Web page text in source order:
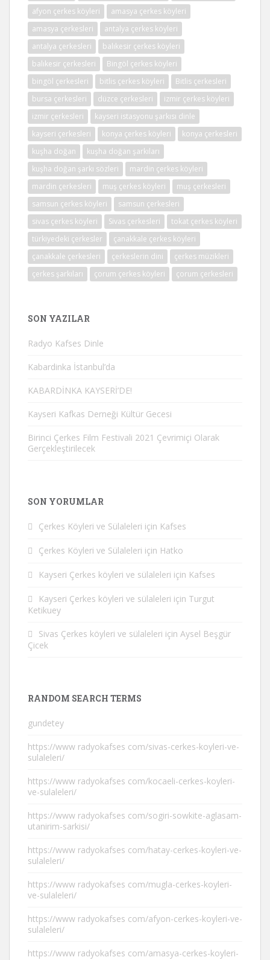
afyon çerkes köyleri
amasya çerkes köyleri
amasya çerkesleri
antalya çerkes köyleri
antalya çerkesleri
balıkesir çerkes köyleri
balıkesir çerkesleri
Bingöl çerkes köyleri
bingöl çerkesleri
bitlis çerkes köyleri
Bitlis çerkesleri
bursa çerkesleri
düzce çerkesleri
izmir çerkes köyleri
izmir çerkesleri
kayseri istasyonu şarkısı dinle
kayseri çerkesleri
konya çerkes köyleri
konya çerkesleri
kuşha doğan
kuşha doğan şarkıları
kuşha doğan şarkı sözleri
mardin çerkes köyleri
mardin çerkesleri
muş çerkes köyleri
muş çerkesleri
samsun çerkes köyleri
samsun çerkesleri
sivas çerkes köyleri
Sivas çerkesleri
tokat çerkes köyleri
türkiyedeki çerkesler
çanakkale çerkes köyleri
çanakkale çerkesleri
çerkeslerin dini
çerkes müzikleri
çerkes şarkıları
çorum çerkes köyleri çorum çerkesleri
SON YAZILAR
Radyo Kafses Dinle
Kabardinka İstanbul’da
KABARDİNKA KAYSERİ’DE!
Kayseri Kafkas Derneği Kültür Gecesi
Birinci Çerkes Film Festivali 2021 Çevrimiçi Olarak
Gerçekleştirilecek
SON YORUMLAR
Çerkes Köyleri ve Sülaleleri için Kafses
Çerkes Köyleri ve Sülaleleri için Hatko
Kayseri Çerkes köyleri ve sülaleleri için Kafses
Kayseri Çerkes köyleri ve sülaleleri için Turgut
Ketikuey
Sivas Çerkes köyleri ve sülaleleri için Aysel Beşgür
Çicek
RANDOM SEARCH TERMS
gundetey
https://www radyokafses com/sivas-cerkes-koyleri-ve-
sulaleleri/
https://www radyokafses com/kocaeli-cerkes-koyleri-
ve-sulaleleri/
https://www radyokafses com/sogiri-sowkite-aglasam-
utanirim-sarkisi/
https://www radyokafses com/hatay-cerkes-koyleri-ve-
sulaleleri/
https://www radyokafses com/mugla-cerkes-koyleri-
ve-sulaleleri/
https://www radyokafses com/afyon-cerkes-koyleri-ve-
sulaleleri/
https://www radyokafses com/amasya-cerkes-koyleri-